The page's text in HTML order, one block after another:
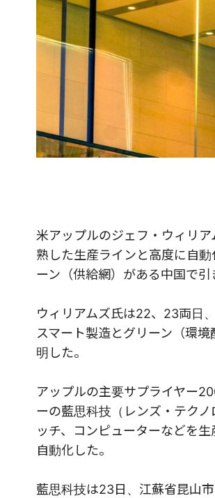
米アップルのジェフ・ウィリ
熟した生産ラインと高度に自
ーン（供給網）がある中国で引
ウィリアムズ氏は22、23両日
スマート製造とグリーン（環
明した。
アップルの主要サプライヤー
ーの藍思科技（レンズ・テク
ッチ、コンピューターなどを
自動化した。
藍思科技は23日、江蘇省昆山